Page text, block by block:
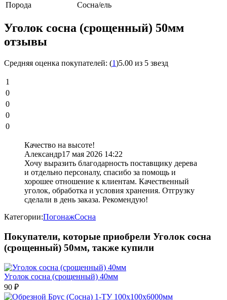
Порода
Сосна/ель
Уголок сосна (срощенный) 50мм
отзывы
Средняя оценка покупателей: (1)5.00 из 5 звезд
1
0
0
0
0
Качество на высоте!
Александр17 мая 2026 14:22
Хочу выразить благодарность поставщику дерева
и отдельно персоналу, спасибо за помощь и
хорошее отношение к клиентам. Качественный
уголок, обработка и условия хранения. Отгрузку
сделали в день заказа. Рекомендую!
Категории:ПогонажСосна
Покупатели, которые приобрели Уголок сосна
(срощенный) 50мм, также купили
Уголок сосна (срощенный) 40мм
90 ₽